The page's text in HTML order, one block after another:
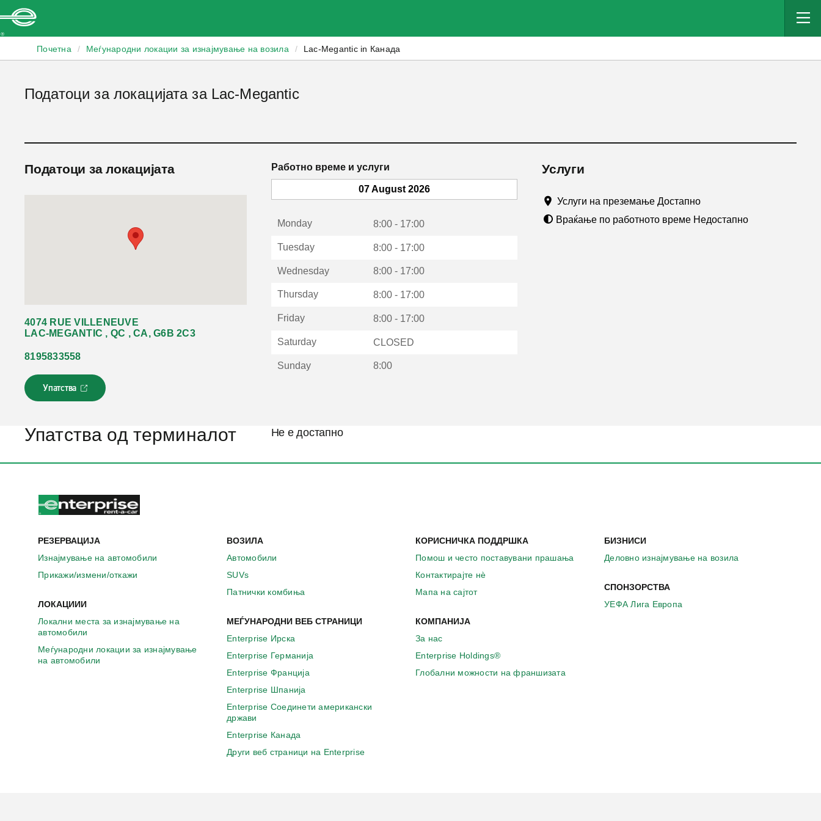
Почетна / Меѓународни локации за изнајмување на возила / Lac-Megantic in Канада
Податоци за локацијата за Lac-Megantic
Податоци за локацијата
4074 RUE VILLENEUVE
LAC-MEGANTIC , QC , CA, G6B 2C3
8195833558
Упатства
Л
и
о
с
т
в
р
в
о
о
в
о
п
р
о
Работно време и услуги
07 August 2026
Monday 8:00 - 17:00
Tuesday 8:00 - 17:00
Wednesday 8:00 - 17:00
Thursday 8:00 - 17:00
Friday 8:00 - 17:00
Saturday CLOSED
Sunday 8:00
Услуги
Услуги на преземање Достапно
Враќање по работното време Недостапно
Упатства од терминалот Не е достапно
РЕЗЕРВАЦИЈА
Изнајмување на автомобили
Прикажи/измени/откажи
ЛОКАЦИИИ
Локални места за изнајмување на
автомобили
Меѓународни локации за изнајмување
на автомобили
ВОЗИЛА
Автомобили
SUVs
Патнички комбиња
МЕЃУНАРОДНИ ВЕБ СТРАНИЦИ
Enterprise Ирска
Enterprise Германија
Enterprise Франција
Enterprise Шпанија
Enterprise Соединети американски
држави
Enterprise Канада
Други веб страници на Enterprise
КОРИСНИЧКА ПОДДРШКА
Помош и често поставувани прашања
Контактирајте нѐ
Мапа на сајтот
КОМПАНИЈА
За нас
Enterprise Holdings®
Глобални можности на франшизата
БИЗНИСИ
Деловно изнајмување на возила
СПОНЗОРСТВА
УЕФА Лига Европа